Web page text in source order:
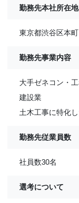
勤務先本社所在地
東京都渋谷区本
勤務先事業内容
大手ゼネコン・
建設業
土木工事に特化
勤務先従業員数
社員数30名
選考について